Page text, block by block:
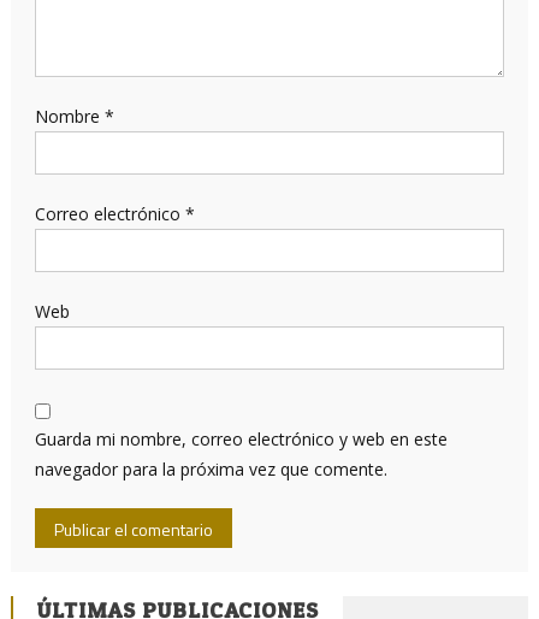
Nombre *
Correo electrónico *
Web
Guarda mi nombre, correo electrónico y web en este
navegador para la próxima vez que comente.
ÚLTIMAS PUBLICACIONES